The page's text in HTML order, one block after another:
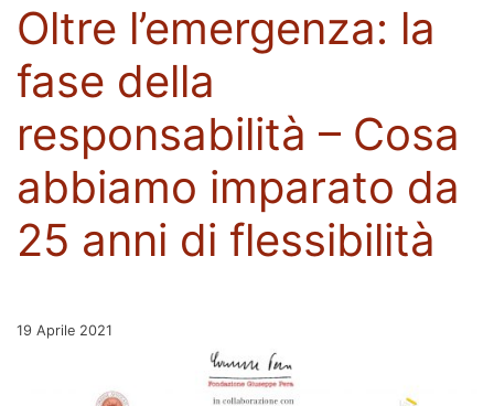
Oltre l’emergenza: la
fase della
responsabilità – Cosa
abbiamo imparato da
25 anni di flessibilità
Pubblicato il
19 Aprile 2021